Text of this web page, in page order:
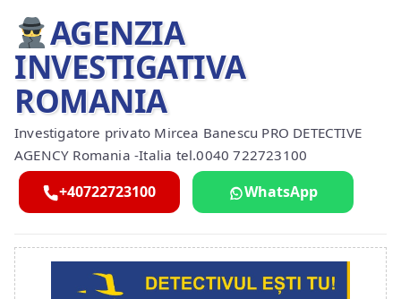
AGENZIA
INVESTIGATIVA
ROMANIA
Investigatore privato Mircea Banescu PRO DETECTIVE
AGENCY Romania -Italia tel.0040 722723100
+40722723100 WhatsApp